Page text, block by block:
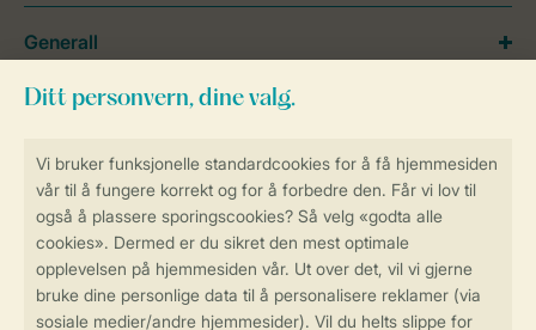
Sikker og rask online booking
Sikker datahåndtering
Generall
Service
Betalingsmuligheder